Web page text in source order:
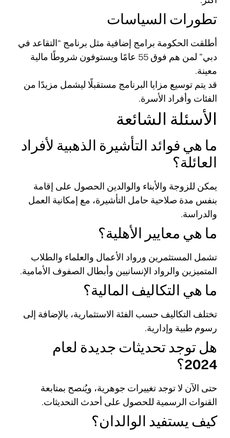
تطورات السياسات
أطلقت الحكومة برامج إضافية مثل برنامج “التقاعد في
دبي” لمن هم فوق 55 عامًا ويستوفون شروطًا مالية
معينة.
قد يتم توسيع مزايا البرنامج مستقبلًا ليشمل مزيدًا من
الفئات وأفراد الأسرة.
الأسئلة الشائعة
ما هي فوائد التأشيرة الذهبية لأفراد
العائلة؟
يمكن للزوجة والأبناء والوالدين الحصول على إقامة
بنفس مدة صلاحية حامل التأشيرة، مع إمكانية العمل
والدراسة.
ما هي معايير الأهلية؟
تشمل المستثمرين ورواد الأعمال والعلماء والطلاب
المتميزين والرواد الإنسانيين وأبطال الصفوف الأمامية.
ما هي التكاليف المالية؟
تختلف التكاليف حسب الفئة الاستثمارية، بالإضافة إلى
رسوم طبية وإدارية.
هل توجد تحديثات جديدة لعام
2024؟
حتى الآن لا توجد تغييرات جوهرية، ويُنصح بمتابعة
القنوات الرسمية للحصول على أحدث التحديثات.
كيف يستفيد الوالدان؟